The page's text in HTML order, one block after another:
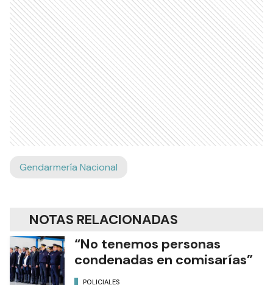
Gendarmería Nacional
NOTAS RELACIONADAS
“No tenemos personas
condenadas en comisarías”
POLICIALES